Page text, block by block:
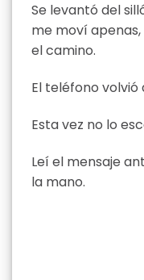
Se levantó del
me moví
el camino.
El teléfono volvió
Esta vez no lo
Leí el mensaje
la mano.